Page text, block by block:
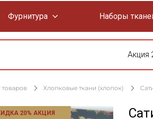
Фурнитура Наборы
Акция
товаров Хлопковые ткани (хлопок)
20% АКЦИЯ